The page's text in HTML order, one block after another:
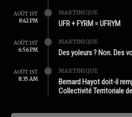
AOÛT 1ST
8:42 PM
MARTINIQUE
UFR + FYRM = UFRYM
AOÛT 1ST
6:56 PM
MARTINIQUE
Des yoleurs ? Non. Des
AOÛT 1ST
8:35 AM
MARTINIQUE
Bernard Hayot doit-il
Collectivité Territoriale